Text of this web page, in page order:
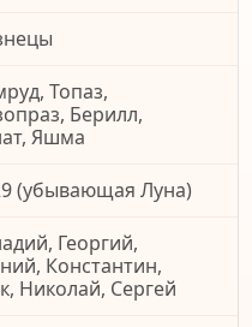
Топаз,
Берилл,
Яшма
(убывающая Луна)
Георгий,
Константин,
Николай, Сергей